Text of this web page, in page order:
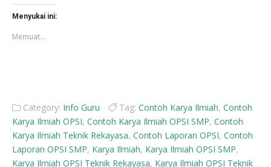
Facebook(Membuka
di
jendela
baru)
Menyukai ini:
Memuat...
Category: Info Guru Tag: Contoh Karya Ilmiah, Contoh
Karya Ilmiah OPSI, Contoh Karya Ilmiah OPSI SMP, Contoh
Karya Ilmiah Teknik Rekayasa, Contoh Laporan OPSI, Contoh
Laporan OPSI SMP, Karya Ilmiah, Karya Ilmiah OPSI SMP,
Karya Ilmiah OPSI Teknik Rekayasa, Karya Ilmiah OPSI Teknik